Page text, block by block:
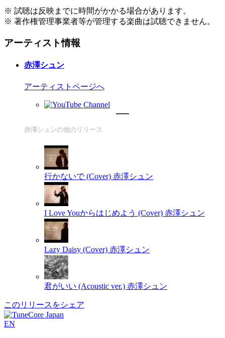
※ 試聴は反映までに時間がかかる場合があります。
※ 著作権管理事業者等が管理する楽曲は試聴できません。
アーティスト情報
赤澤シュン
アーティストページへ
赤澤シュンの他のリリース
行かないで (Cover) 赤澤シュン
I Love Youからはじめよう (Cover) 赤澤シュン
Lazy Daisy (Cover) 赤澤シュン
君がいい (Acoustic ver.) 赤澤シュン
このリリースをシェア
EN